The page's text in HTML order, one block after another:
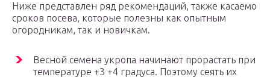
Ниже представлен ряд рекомендаций, также касаемо
сроков посева, которые полезны как опытным
огородникам, так и новичкам.
Весной семена укропа начинают прорастать при
температуре +3 +4 градуса. Поэтому сеять их